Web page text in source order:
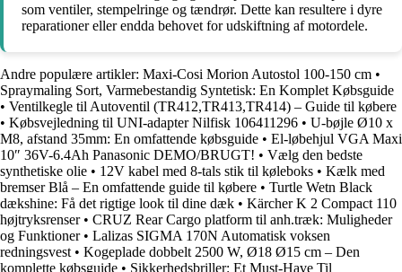
som ventiler, stempelringe og tændrør. Dette kan resultere i dyre
reparationer eller endda behovet for udskiftning af motordele.
Andre populære artikler: Maxi-Cosi Morion Autostol 100-150 cm •
Spraymaling Sort, Varmebestandig Syntetisk: En Komplet Købsguide
• Ventilkegle til Autoventil (TR412,TR413,TR414) – Guide til købere
• Købsvejledning til UNI-adapter Nilfisk 106411296 • U-bøjle Ø10 x
M8, afstand 35mm: En omfattende købsguide • El-løbehjul VGA Maxi
10″ 36V-6.4Ah Panasonic DEMO/BRUGT! • Vælg den bedste
synthetiske olie • 12V kabel med 8-tals stik til køleboks • Kælk med
bremser Blå – En omfattende guide til købere • Turtle Wetn Black
dækshine: Få det rigtige look til dine dæk • Kärcher K 2 Compact 110
højtryksrenser• CRUZ Rear Cargo platform til anh.træk: Muligheder
og Funktioner• Lalizas SIGMA 170N Automatisk voksen
redningsvest • Kogeplade dobbelt 2500 W, Ø18 Ø15 cm – Den
komplette købsguide • Sikkerhedsbriller: Et Must-Have Til